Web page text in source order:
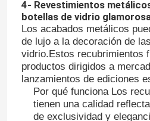
Sobre nosotros
Visita a la fábrica
Control de Calidad
4- Revestimientos
botellas de vidrio
Los acabados metálicos
de lujo a la decoración de
vidrio.Estos recubrimientos
productos dirigidos a
lanzamientos de ediciones
Por qué funciona Los
tienen una calidad
de exclusividad y